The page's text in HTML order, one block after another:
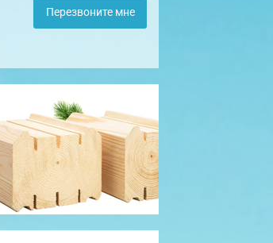
Перезвоните мне